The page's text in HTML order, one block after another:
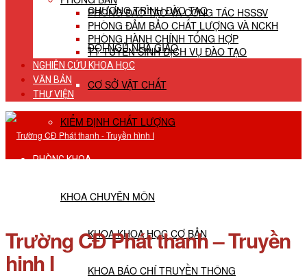
CHƯƠNG TRÌNH ĐÀO TẠO
ĐỘI NGŨ NHÀ GIÁO
CƠ SỞ VẬT CHẤT
KIỂM ĐỊNH CHẤT LƯỢNG
PHÒNG KHOA
KHOA CHUYÊN MÔN
KHOA KHOA HỌC CƠ BẢN
KHOA BÁO CHÍ TRUYỀN THÔNG
PHÒNG ĐÀO TẠO VÀ CÔNG TÁC HSSSV
PHÒNG ĐẢM BẢO CHẤT LƯỢNG VÀ NCKH
PHÒNG HÀNH CHÍNH TỔNG HỢP
TT TUYỂN SINH DỊCH VỤ ĐÀO TẠO
NGHIÊN CỨU KHOA HỌC
VĂN BẢN
THƯ VIỆN
Trường CĐ Phát thanh – Truyền
hinh I